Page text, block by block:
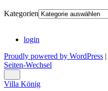
Kategorien
login
Proudly powered by WordPress
Seiten-Wechsel
Villa König